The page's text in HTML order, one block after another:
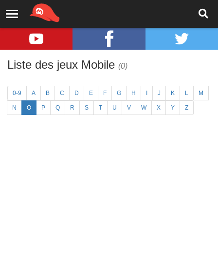
Liste des jeux Mobile (0)
0-9 A B C D E F G H J K L M
N O P Q R S T U V W X Y Z